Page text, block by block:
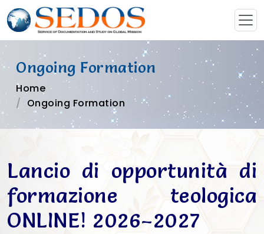
Ongoing Formation
Home
Ongoing Formation
Lancio di opportunità di
formazione teologica
ONLINE! 2026–2027